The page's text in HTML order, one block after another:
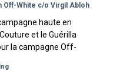
White c/o Virgil Abloh
haute en
et le Guérilla
la campagne Off-